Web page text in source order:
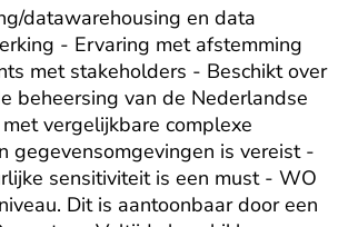
datawarehousing en data
- Ervaring met afstemming
met stakeholders - Beschikt over
beheersing van de Nederlandse
vergelijkbare complexe
gegevensomgevingen is vereist -
sensitiviteit is een must - WO
Dit is aantoonbaar door een